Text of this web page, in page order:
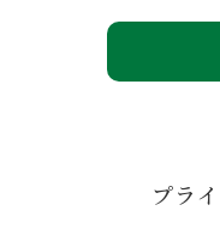
プラ